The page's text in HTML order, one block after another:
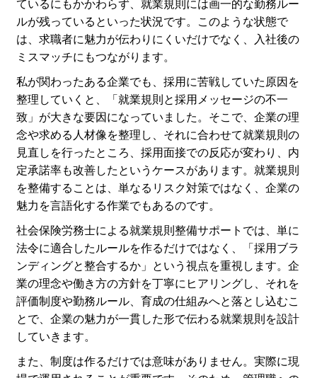
ているにもかかわらず、就業規則には画一的な勤務ルー
ルが残っているといった状況です。このような状態で
は、求職者に魅力が伝わりにくいだけでなく、入社後の
ミスマッチにもつながります。
私が関わったある企業でも、採用に苦戦していた原因を
整理していくと、「就業規則と採用メッセージの不一
致」が大きな要因になっていました。そこで、企業の理
念や求める人材像を整理し、それに合わせて就業規則の
見直しを行ったところ、採用面接での反応が変わり、内
定承諾率も改善したというケースがあります。就業規則
を整備することは、単なるリスク対策ではなく、企業の
魅力を言語化する作業でもあるのです。
社会保険労務士による就業規則整備サポートでは、単に
法令に適合したルールを作るだけではなく、「採用ブラ
ンディングと整合するか」という視点を重視します。企
業の理念や働き方の方針を丁寧にヒアリングし、それを
評価制度や勤務ルール、育成の仕組みへと落とし込むこ
とで、企業の魅力が一貫した形で伝わる就業規則を設計
していきます。
また、制度は作るだけでは意味がありません。実際に現